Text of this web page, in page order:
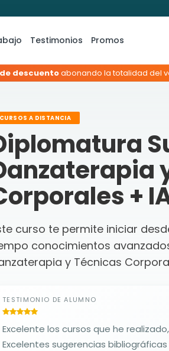
Testimonios Promos
descuentoabonando la totalidad del
CURSOS A DISTANCIA
+
curso te permite iniciar
conocimientos
y Técnicas
TESTIMONIO DE ALUMNO
Excelente los cursos que he
Excelentes sugerencias